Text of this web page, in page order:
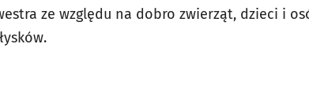
ze względu na dobro zwierząt, dzieci i